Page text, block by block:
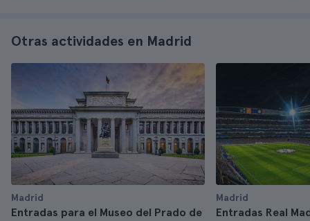
Otras actividades en Madrid
Madrid
Entradas para el Museo del Prado de
Madrid
Entradas Real